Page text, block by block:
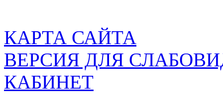
КАРТА САЙТА
ВЕРСИЯ ДЛЯ
КАБИНЕТ